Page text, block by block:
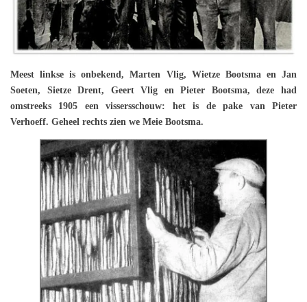
Meest linkse is onbekend, Marten Vlig, Wietze Bootsma en Jan
Soeten, Sietze Drent, Geert Vlig en Pieter Bootsma, deze had
omstreeks 1905 een vissersschouw: het is de pake van Pieter
Verhoeff. Geheel rechts zien we Meie Bootsma.